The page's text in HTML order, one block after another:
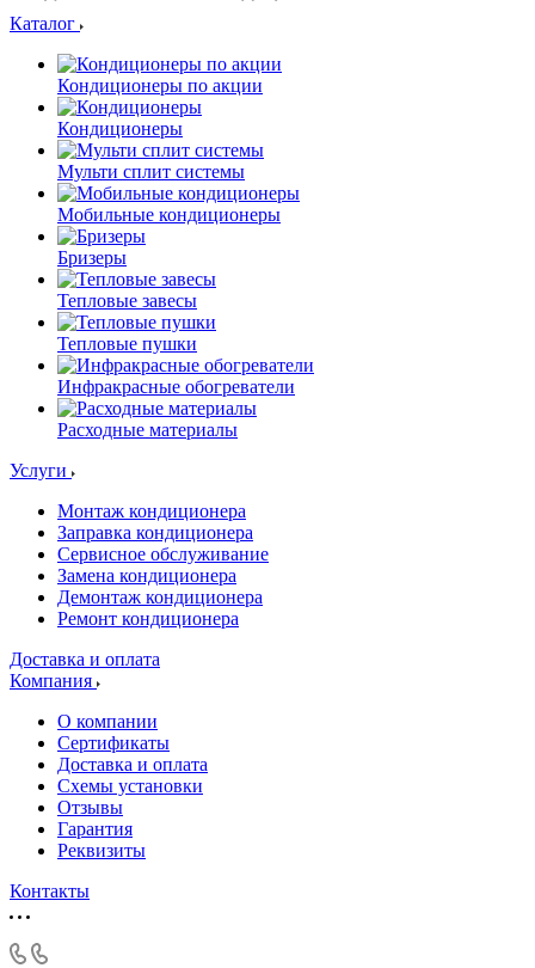
Каталог
Кондиционеры по акции
Кондиционеры
Мульти сплит системы
Мобильные кондиционеры
Бризеры
Тепловые завесы
Тепловые пушки
Инфракрасные обогреватели
Расходные материалы
Услуги
Монтаж кондиционера
Заправка кондиционера
Сервисное обслуживание
Замена кондиционера
Демонтаж кондиционера
Ремонт кондиционера
Доставка и оплата
Компания
О компании
Сертификаты
Доставка и оплата
Схемы установки
Отзывы
Гарантия
Реквизиты
Контакты